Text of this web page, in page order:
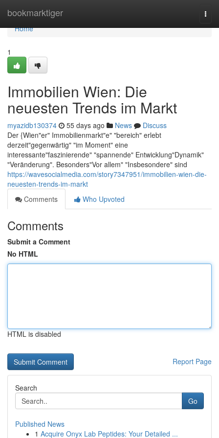
bookmarktiger
Home
Home
1
Immobilien Wien: Die
neuesten Trends im Markt
myazidb130374 55 days ago News
Discuss
Der {Wien"er" Immobilienmarkt"e" "bereich" erlebt
derzeit"gegenwärtig" "im Moment" eine
interessante"faszinierende" "spannende" Entwicklung"Dynamik"
"Veränderung". Besonders"Vor allem" "Insbesondere" sind
https://wavesocialmedia.com/story7347951/immobilien-wien-die-
neuesten-trends-im-markt
Comments
Who Upvoted
Comments
Submit a Comment
No HTML
HTML is disabled
Report Page
Search
Go
Published News
1 Acquire Onyx Lab Peptides: Your Detailed ...